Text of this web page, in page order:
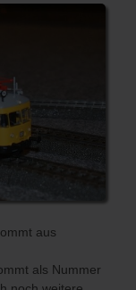
aus
als Nummer